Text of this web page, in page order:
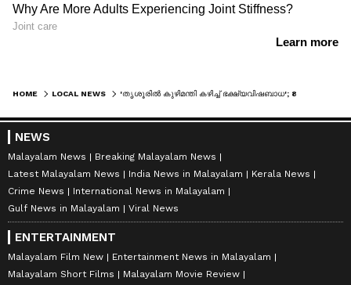
HOME LOCAL NEWS
NEWS
Malayalam News
Breaking Malayalam News
Latest Malayalam News
India News in Malayalam
Kerala News
Crime News
International News in Malayalam
Gulf News in Malayalam
Viral News
ENTERTAINMENT
Malayalam Film New
Entertainment News in Malayalam
Malayalam Short Films
Malayalam Movie Review